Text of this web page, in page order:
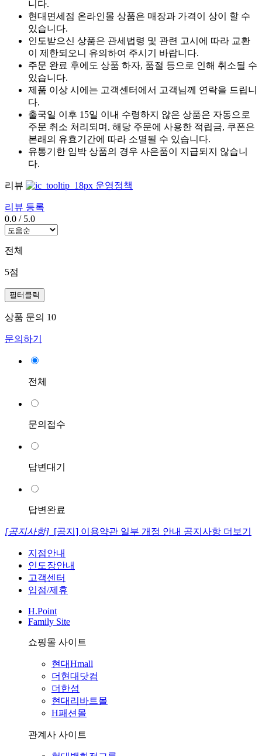
니다.
현대면세점 온라인몰 상품은 매장과 가격이 상이 할 수
있습니다.
인도받으신 상품은 관세법령 및 관련 고시에 따라 교환
이 제한되오니 유의하여 주시기 바랍니다.
주문 완료 후에도 상품 하자, 품절 등으로 인해 취소될 수
있습니다.
제품 이상 시에는 고객센터에서 고객님께 연락을 드립니
다.
출국일 이후 15일 이내 수령하지 않은 상품은 자동으로
주문 취소 처리되며, 해당 주문에 사용한 적립금, 쿠폰은
본래의 유효기간에 따라 소멸될 수 있습니다.
유통기한 임박 상품의 경우 사은품이 지급되지 않습니
다.
리뷰 운영정책
리뷰 등록
0.0 / 5.0
전체
5점
필터클릭
상품 문의 10
문의하기
전체
문의접수
답변대기
답변완료
[공지사항] [공지] 이용약관 일부 개정 안내 공지사항 더보기
지점안내
인도장안내
고객센터
입점/제휴
H.Point
Family Site
쇼핑몰 사이트
현대Hmall
더현대닷컴
더한섬
현대리바트몰
H패션몰
관계사 사이트